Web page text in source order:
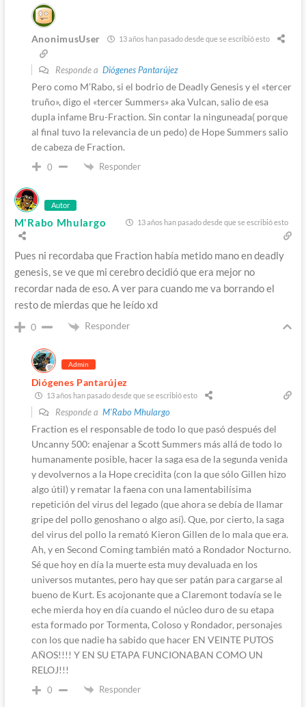
AnonimusUser 13 años han pasado desde que se escribió esto
Responde a Diógenes Pantarújez
Pero como M’Rabo, si el bodrio de Deadly Genesis y el «tercer
truño», digo el «tercer Summers» aka Vulcan, salio de esa
dupla infame Bru-Fraction. Sin contar la ninguneada( porque
al final tuvo la relevancia de un pedo) de Hope Summers salio
de cabeza de Fraction.
0 Responder
Autor
M'Rabo Mhulargo 13 años han pasado desde que se escribió esto
Pues ni recordaba que Fraction había metido mano en deadly
genesis, se ve que mi cerebro decidió que era mejor no
recordar nada de eso. A ver para cuando me va borrando el
resto de mierdas que he leído xd
0 Responder
Admin
Diógenes Pantarújez
13 años han pasado desde que se escribió esto
Responde a M'Rabo Mhulargo
Fraction es el responsable de todo lo que pasó después del
Uncanny 500: enajenar a Scott Summers más allá de todo lo
humanamente posible, hacer la saga esa de la segunda venida
y devolvernos a la Hope crecidita (con la que sólo Gillen hizo
algo útil) y rematar la faena con una lamentabilísima
repetición del virus del legado (que ahora se debía de llamar
gripe del pollo genoshano o algo así). Que, por cierto, la saga
del virus del pollo la remató Kieron Gillen de lo mala que era.
Ah, y en Second Coming también mató a Rondador Nocturno.
Sé que hoy en día la muerte esta muy devaluada en los
universos mutantes, pero hay que ser patán para cargarse al
bueno de Kurt. Es acojonante que a Claremont todavía se le
eche mierda hoy en día cuando el núcleo duro de su etapa
esta formado por Tormenta, Coloso y Rondador, personajes
con los que nadie ha sabido que hacer EN VEINTE PUTOS
AÑOS!!!! Y EN SU ETAPA FUNCIONABAN COMO UN
RELOJ!!!
0 Responder